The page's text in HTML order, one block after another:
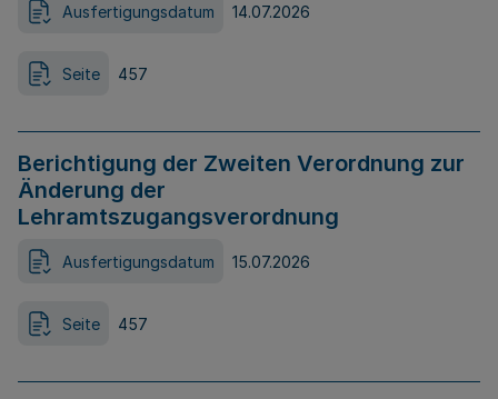
Ausfertigungsdatum 14.07.2026
Seite 457
Berichtigung der Zweiten Verordnung zur
Änderung der
Lehramtszugangsverordnung
Ausfertigungsdatum 15.07.2026
Seite 457